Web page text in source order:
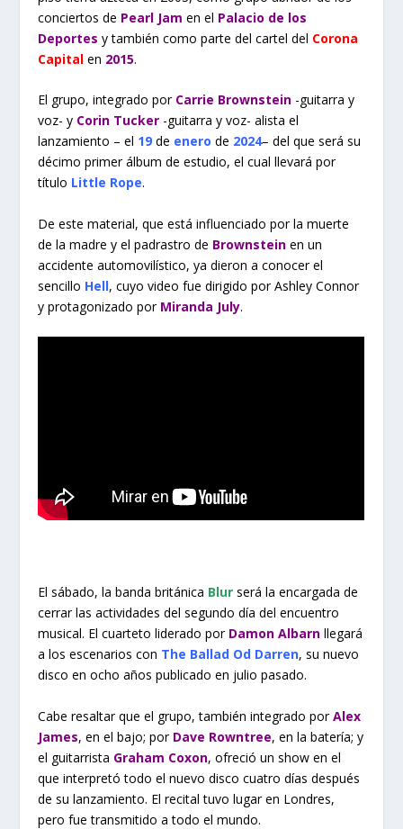
conciertos de Pearl Jam en el Palacio de los
Deportes y también como parte del cartel del Corona
Capital en 2015.
El grupo, integrado por Carrie Brownstein -guitarra y
voz- y Corin Tucker -guitarra y voz- alista el
lanzamiento – el 19 de enero de 2024– del que será su
décimo primer álbum de estudio, el cual llevará por
título Little Rope.
De este material, que está influenciado por la muerte
de la madre y el padrastro de Brownstein en un
accidente automovilístico, ya dieron a conocer el
sencillo Hell, cuyo video fue dirigido por Ashley Connor
y protagonizado por Miranda July.
El sábado, la banda británica Blur será la encargada de
cerrar las actividades del segundo día del encuentro
musical. El cuarteto liderado por Damon Albarn llegará
a los escenarios con The Ballad Od Darren, su nuevo
disco en ocho años publicado en julio pasado.
Cabe resaltar que el grupo, también integrado porAlex
James, en el bajo; por Dave Rowntree, en la batería; y
el guitarrista Graham Coxon, ofreció un show en el
que interpretó todo el nuevo disco cuatro días después
de su lanzamiento. El recital tuvo lugar en Londres,
pero fue transmitido a todo el mundo.